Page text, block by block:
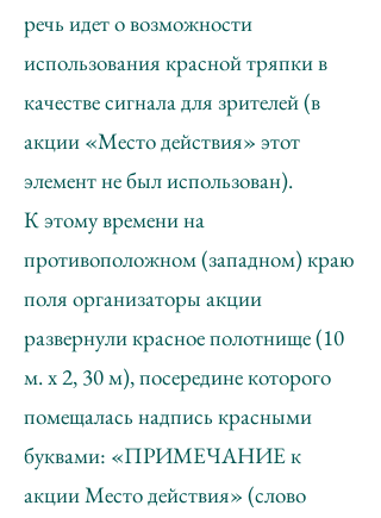
речь идет о возможности
использования красной тряпки в
качестве сигнала для зрителей (в
акции «Место действия» этот
элемент не был использован).
К этому времени на
противоположном (западном) краю
поля организаторы акции
развернули красное полотнище (10
м. х 2, 30 м), посередине которого
помещалась надпись красными
буквами: «ПРИМЕЧАНИЕ к
акции Место действия» (слово